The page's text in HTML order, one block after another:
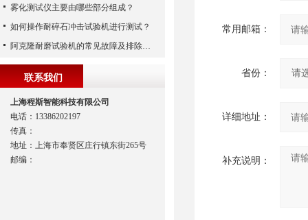
常用邮箱：
省份：
详细地址：
补充说明：
雾化测试仪主要由哪些部分组成？
如何操作耐碎石冲击试验机进行测试？
阿克隆耐磨试验机的常见故障及排除方法
联系我们
上海程斯智能科技有限公司
电话：13386202197
传真：
地址：上海市奉贤区庄行镇东街265号
邮编：